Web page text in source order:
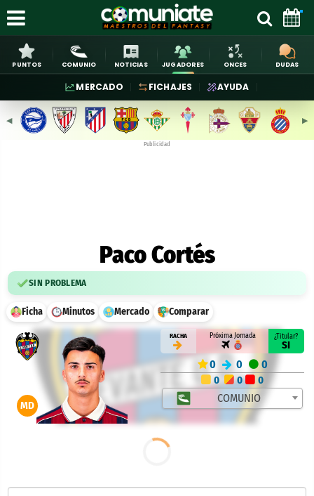
PUNTOS COMUNIO NOTICIAS JUGADORES ONCES DUDAS
MERCADO FICHAJES AYUDA
◀︎ ▶︎
Publicidad
Paco Cortés
SIN PROBLEMA
Ficha Minutos Mercado Comparar
MD
RACHA Próxima Jornada ¿Titular?
SI
0 0 0
0 0 0
COMUNIO